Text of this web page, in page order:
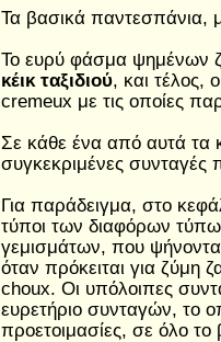
Τα βασικά παντεσπάνια,
Το ευρύ φάσμα ψημένων
κέικ ταξιδιού, και τέλος,
cremeux με τις οποίες
Σε κάθε ένα από αυτά τα
συγκεκριμένες συνταγές
Για παράδειγμα, στο
τύποι των διαφόρων
γεμισμάτων, που
όταν πρόκειται για ζύμη
choux. Οι υπόλοιπες
ευρετήριο συνταγών, το
προετοιμασίες, σε όλο το